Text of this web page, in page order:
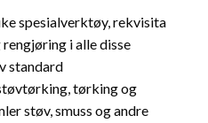
spesialverktøy, rekvisita
i alle disse
standard
tørking og
støv, smuss og andre